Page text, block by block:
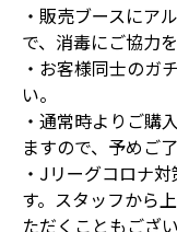
・販売ブースにア
で、消毒にご協力
・お客様同士のガ
い。
・通常時よりご購
ますので、予めご
・Jリーグコロナ
す。スタッフから
ただくこともござ